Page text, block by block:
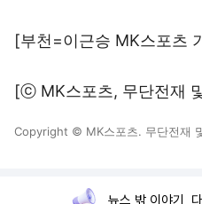
[부천=이근승 MK스포츠
[ⓒ MK스포츠, 무단전재
Copyright © MK스포츠. 무단전재
뉴스 밖 이야기,